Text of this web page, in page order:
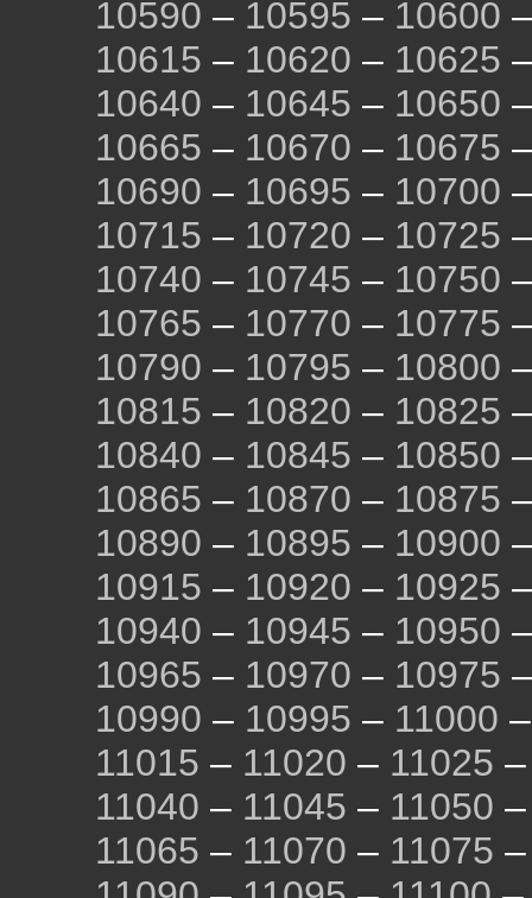
10590 – 10595 – 10600
10615 – 10620 – 10625
10640 – 10645 – 10650
10665 – 10670 – 10675
10690 – 10695 – 10700
10715 – 10720 – 10725
10740 – 10745 – 10750
10765 – 10770 – 10775
10790 – 10795 – 10800
10815 – 10820 – 10825
10840 – 10845 – 10850
10865 – 10870 – 10875
10890 – 10895 – 10900
10915 – 10920 – 10925
10940 – 10945 – 10950
10965 – 10970 – 10975
10990 – 10995 – 11000
11015 – 11020 – 11025
11040 – 11045 – 11050
11065 – 11070 – 11075